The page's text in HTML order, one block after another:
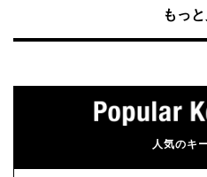
もっ
人気のキ